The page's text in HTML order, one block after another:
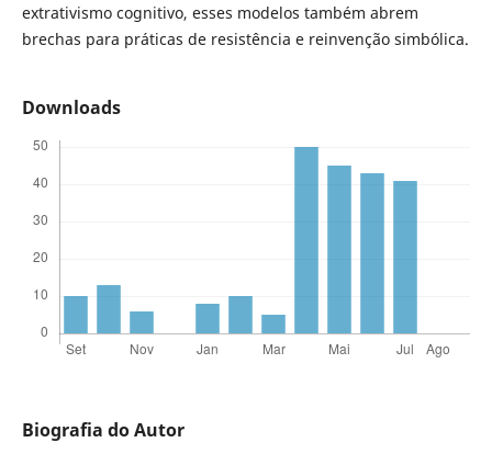
extrativismo cognitivo, esses modelos também abrem
brechas para práticas de resistência e reinvenção simbólica.
Downloads
Biografia do Autor